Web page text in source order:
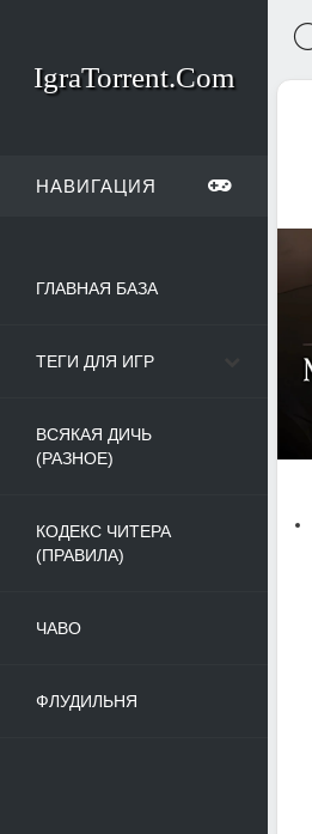
IgraTorrent.Com
НАВИГАЦИЯ
ГЛАВНАЯ БАЗА
ТЕГИ ДЛЯ ИГР
ВСЯКАЯ ДИЧЬ
(РАЗНОЕ)
КОДЕКС ЧИТЕРА
(ПРАВИЛА)
ЧАВО
ФЛУДИЛЬНЯ